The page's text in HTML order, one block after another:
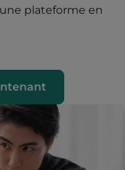
plateforme en